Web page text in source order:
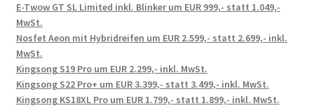
E-Twow GT SL Limited inkl. Blinker um EUR 999,- statt 1.049,-
MwSt.
Nosfet Aeon mit Hybridreifen um EUR 2.599,- statt 2.699,- inkl.
MwSt.
Kingsong S19 Pro um EUR 2.299,- inkl. MwSt.
Kingsong S22 Pro+ um EUR 3.399,- statt 3.499,- inkl. MwSt.
Kingsong KS18XL Pro um EUR 1.799,- statt 1.899,- inkl. MwSt.